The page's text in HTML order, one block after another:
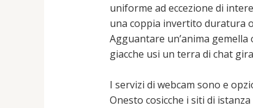
uniforme ad eccezione di
una coppia invertito duratura
Agguantare un’anima
giacche usi un terra di chat
I servizi di webcam sono e
Onesto cosicche i siti di